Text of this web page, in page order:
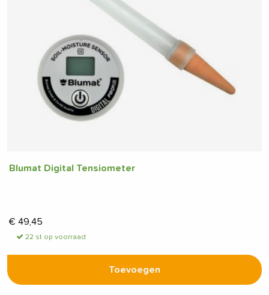
Blumat Digital Tensiometer
€ 49,45
22 st op voorraad
Toevoegen